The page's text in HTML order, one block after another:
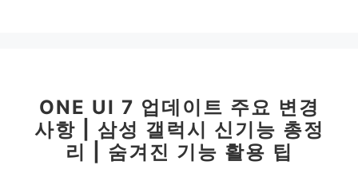
ONE UI 7 업데이트 주요 변경
사항 | 삼성 갤럭시 신기능 총정
리 | 숨겨진 기능 활용 팁